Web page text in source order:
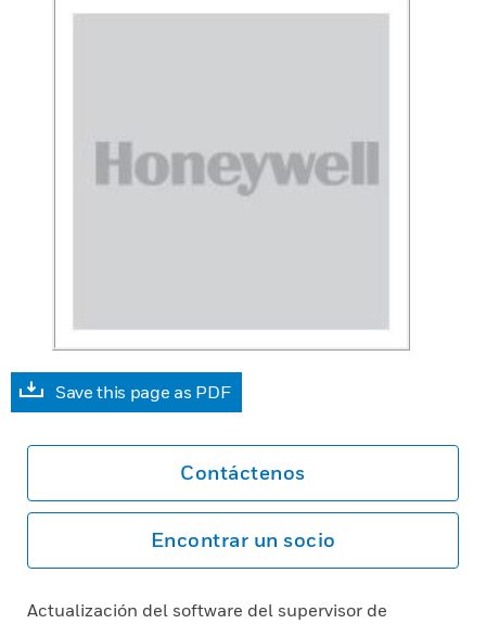
Save this page as PDF
Contáctenos
Encontrar un socio
Actualización del software del supervisor de